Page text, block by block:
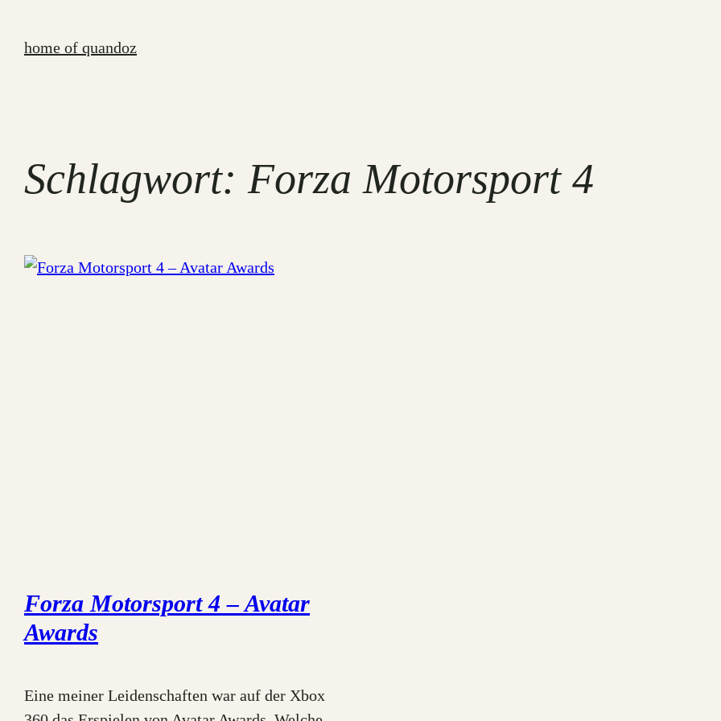
springen
home of quandoz
Schlagwort:Forza Motorsport 4
Forza Motorsport 4 – Avatar
Awards
Eine meiner Leidenschaften war auf der Xbox